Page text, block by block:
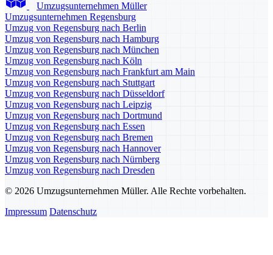
Umzugsunternehmen Müller
Umzugsunternehmen Regensburg
Umzug von Regensburg nach Berlin
Umzug von Regensburg nach Hamburg
Umzug von Regensburg nach München
Umzug von Regensburg nach Köln
Umzug von Regensburg nach Frankfurt am Main
Umzug von Regensburg nach Stuttgart
Umzug von Regensburg nach Düsseldorf
Umzug von Regensburg nach Leipzig
Umzug von Regensburg nach Dortmund
Umzug von Regensburg nach Essen
Umzug von Regensburg nach Bremen
Umzug von Regensburg nach Hannover
Umzug von Regensburg nach Nürnberg
Umzug von Regensburg nach Dresden
© 2026 Umzugsunternehmen Müller. Alle Rechte vorbehalten.
Impressum Datenschutz